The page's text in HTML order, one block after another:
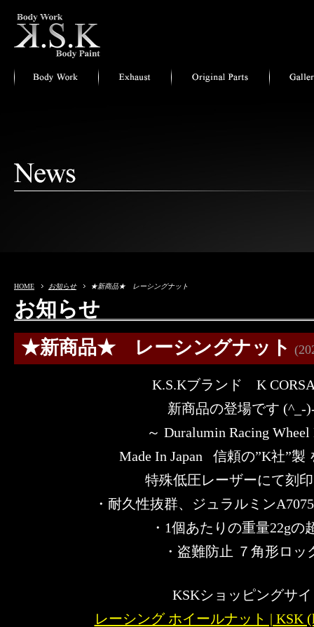
HOME お知らせ ★新商品★ レーシングナット
お知らせ
★新商品★ レーシングナット
K.S.Kブランド K
新商品の登場です
～ Duralumin Racing
Made In Japan 信頼の”K社”製
特殊低圧レーザーにて刻
・耐久性抜群、ジュラルミン
・1個あたりの重量22gの
・盗難防止 ７角形ロッ
KSKショッピングサ
レーシング ホイールナット | KSK